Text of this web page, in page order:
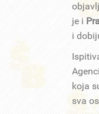
je i
i
koja
sva